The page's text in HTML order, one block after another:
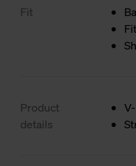
Fit
Product
details